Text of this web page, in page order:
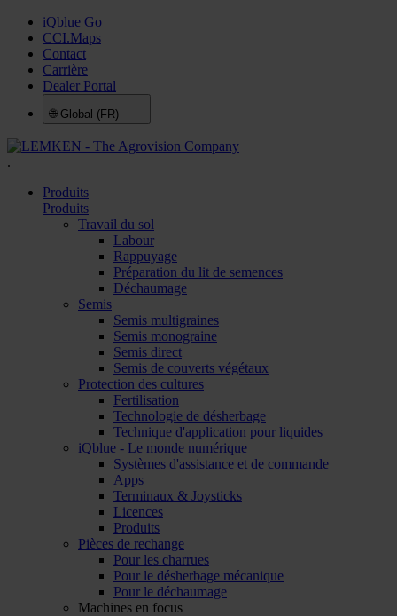
iQblue Go
CCI.Maps
Contact
Carrière
Dealer Portal
🌐 Global (FR)
.
Produits
Produits
Travail du sol
Labour
Rappuyage
Préparation du lit de semences
Déchaumage
Semis
Semis multigraines
Semis monograine
Semis direct
Semis de couverts végétaux
Protection des cultures
Fertilisation
Technologie de désherbage
Technique d'application pour liquides
iQblue - Le monde numérique
Systèmes d'assistance et de commande
Apps
Terminaux & Joysticks
Licences
Produits
Pièces de rechange
Pour les charrues
Pour le désherbage mécanique
Pour le déchaumage
Machines en focus